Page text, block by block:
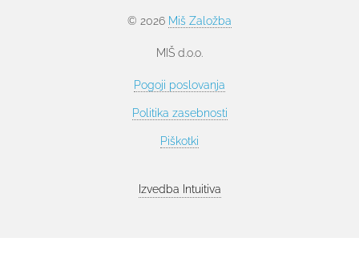
© 2026 Miš Založba
MIŠ d.o.o.
Pogoji poslovanja
Politika zasebnosti
Piškotki
Izvedba Intuitiva